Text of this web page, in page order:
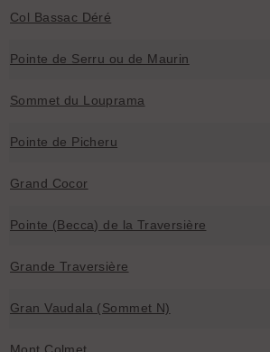
Col Bassac Déré
Pointe de Serru ou de Maurin
Sommet du Louprama
Pointe de Picheru
Grand Cocor
Pointe (Becca) de la Traversière
Grande Traversière
Gran Vaudala (Sommet N)